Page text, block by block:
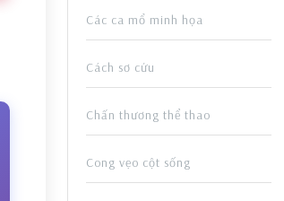
Các ca mổ minh họa
Cách sơ cứu
Chấn thương thể thao
Cong vẹo cột sống